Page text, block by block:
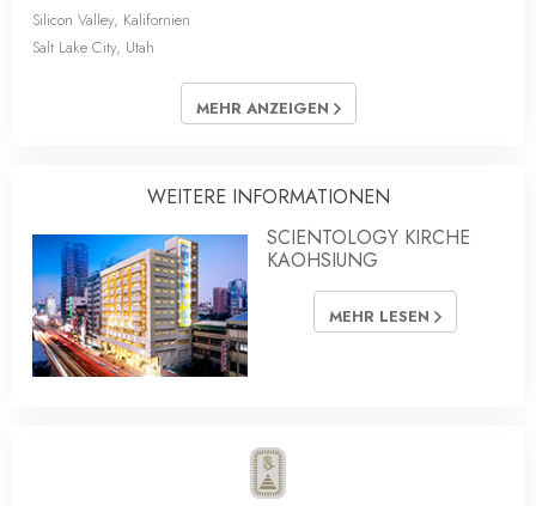
Silicon Valley, Kalifornien
Salt Lake City, Utah
MEHR ANZEIGEN
WEITERE INFORMATIONEN
SCIENTOLOGY KIRCHE
KAOHSIUNG
MEHR LESEN